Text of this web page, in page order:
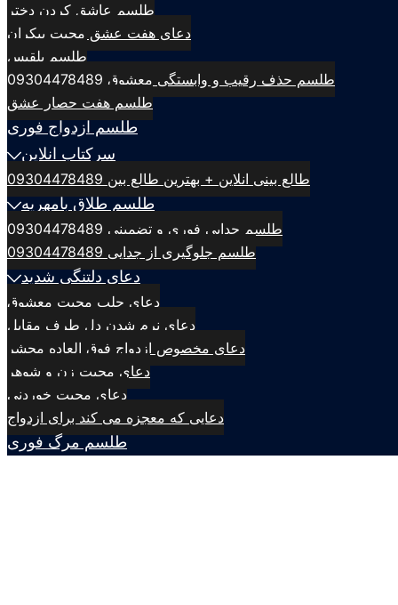
طلسم عاشق کردن دختر
دعای هفت عشق محبت بیکران
طلسم بلقيس
طلسم حذف رقیب و وابستگی معشوق 09304478489
طلسم هفت حصار عشق
طلسم ازدواج فوری
سرکتاب انلاین
طالع بینی انلاین + بهترین طالع بین 09304478489
طلسم طلاق بامهریه
طلسم جدایی فوری و تضمینی 09304478489
طلسم جلوگیری از جدایی 09304478489
دعای دلتنگی شدید
دعای جلب محبت معشوق
دعای نرم شدن دل طرف مقابل
دعای مخصوص ازدواج فوق العاده محشر
دعای محبت زن و شوهر
دعای محبت خوردنی
دعایی که معجزه می کند برای ازدواج
طلسم مرگ فوری